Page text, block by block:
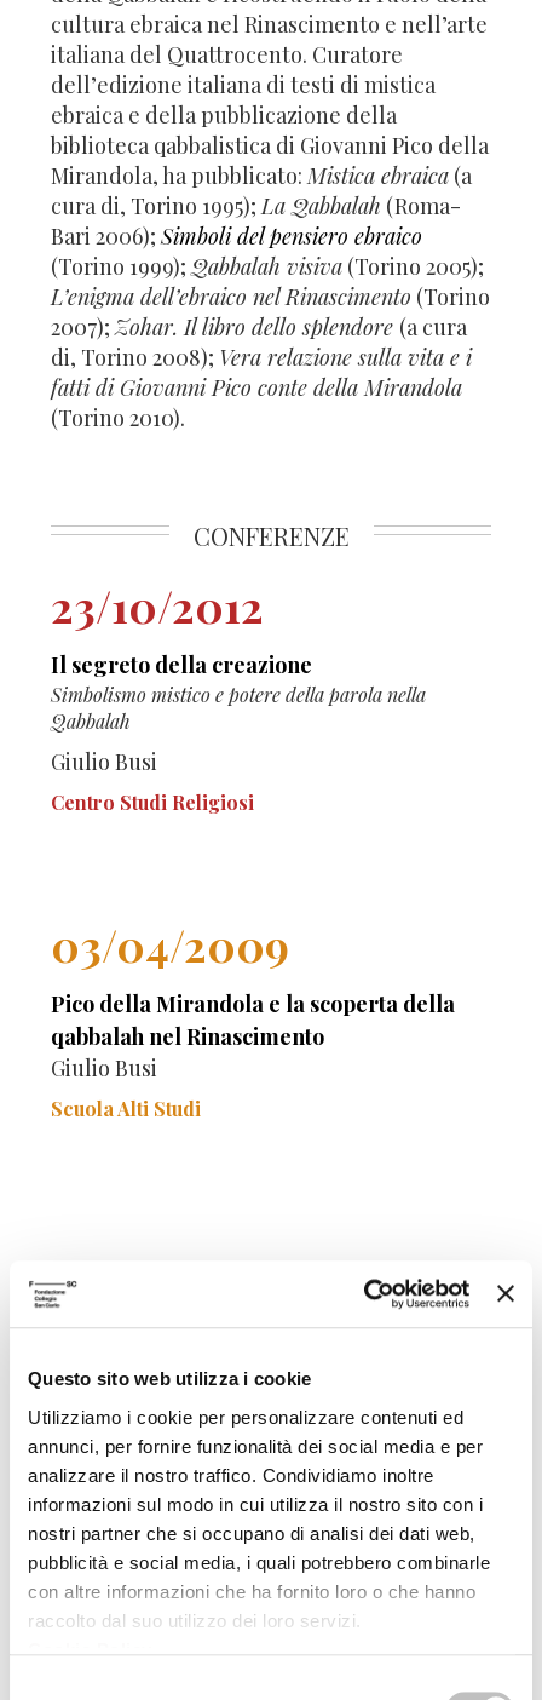
Questo sito web utilizza i cookie
Utilizziamo i cookie per personalizzare contenuti ed
annunci, per fornire funzionalità dei social media e per
analizzare il nostro traffico. Condividiamo inoltre
informazioni sul modo in cui utilizza il nostro sito con i
nostri partner che si occupano di analisi dei dati web,
pubblicità e social media, i quali potrebbero combinarle
con altre informazioni che ha fornito loro o che hanno
raccolto dal suo utilizzo dei loro servizi.
cultura ebraica nel Rinascimento e nell’arte
italiana del Quattrocento. Curatore
dell’edizione italiana di testi di mistica
ebraica e della pubblicazione della
biblioteca qabbalistica di Giovanni Pico della
Mirandola, ha pubblicato:Mistica ebraica (a
cura di, Torino 1995);La Qabbalah (Roma-
Bari 2006);Simboli del pensiero ebraico
(Torino 1999);Qabbalah visiva (Torino 2005);
L’enigma dell’ebraico nel Rinascimento (Torino
2007);Zohar. Il libro dello splendore (a cura
di, Torino 2008); Vera relazione sulla vita e i
fatti di Giovanni Pico conte della Mirandola
(Torino 2010).
CONFERENZE
23/10/2012
Il segreto della creazione
Simbolismo mistico e potere della parola nella
Qabbalah
Giulio Busi
Centro Studi Religiosi
03/04/2009
Pico della Mirandola e la scoperta della
qabbalah nel Rinascimento
Giulio Busi
Scuola Alti Studi
30/03/2009
Dal Sefer yetzirah alla qabbalah luriana
Giulio Busi
Scuola Alti Studi